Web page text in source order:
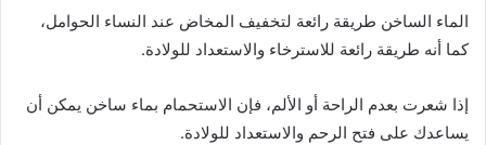
الماء الساخن طريقة رائعة لتخفيف المخاض عند النساء الحوامل،
كما أنه طريقة رائعة للاسترخاء والاستعداد للولادة.
إذا شعرت بعدم الراحة أو الألم، فإن الاستحمام بماء ساخن يمكن أن
يساعدك على فتح الرحم والاستعداد للولادة.